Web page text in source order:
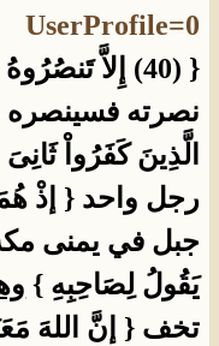
UserProfile=0
{ (40) إِلاَّ
نصرته فسينصره
الَّذِينَ كَفَرُواْ
رجل واحد { إذْ
جبل في يمنى
يَقُولُ لِصَاحِبِهِ }
تخف { إنَّ اللهَ